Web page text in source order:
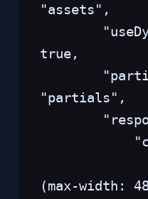
"assets",
true,
"partials",
(max-width: